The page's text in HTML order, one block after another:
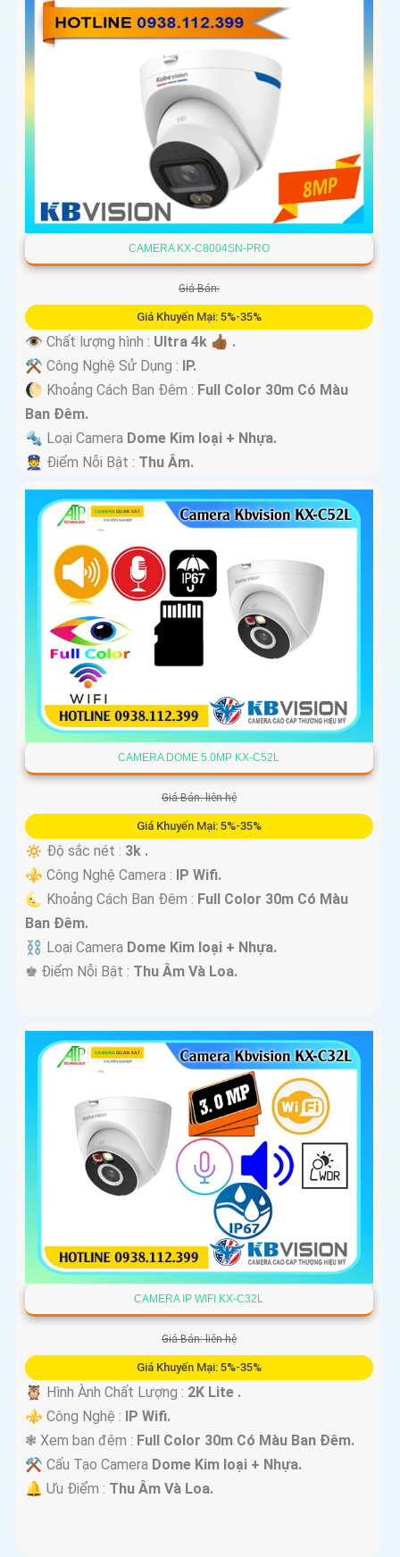
CAMERA KX-C8004SN-PRO
Giá Bán:
Giá Khuyến Mại: 5%-35%
👁 Chất lượng hình : Ultra 4k 👍🏾 .
⚒ Công Nghệ Sử Dụng : IP.
🌔 Khoảng Cách Ban Đêm : Full Color 30m Có Màu
Ban Ðêm.
🔩 Loại Camera Dome Kim loại + Nhựa.
️👮 Điểm Nỗi Bật : Thu Âm.
CAMERA DOME 5.0MP KX-C52L
Giá Bán: liên hệ
Giá Khuyến Mại: 5%-35%
🔅 Độ sắc nét : 3k .
⚜️ Công Nghệ Camera : IP Wifi.
🌜 Khoảng Cách Ban Đêm : Full Color 30m Có Màu
Ban Ðêm.
⛓ Loại Camera Dome Kim loại + Nhựa.
️♚ Điểm Nỗi Bật : Thu Âm Và Loa.
CAMERA IP WIFI KX-C32L
Giá Bán: liên hệ
Giá Khuyến Mại: 5%-35%
🦉 Hình Ành Chất Lượng : 2K Lite .
⚜️ Công Nghệ : IP Wifi.
❃ Xem ban đêm : Full Color 30m Có Màu Ban Ðêm.
⚒ Cấu Tạo Camera Dome Kim loại + Nhựa.
️🔔 Ưu Điểm : Thu Âm Và Loa.